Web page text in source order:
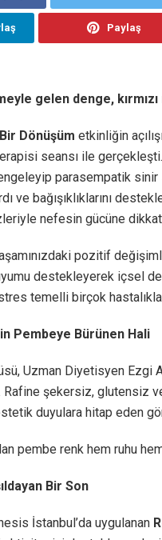
Paylaş
gelen denge,
Dönüşüm etkinliğin
seansı ile
parasempatik
ve bağışıklıklarını
nefesin gücüne
pozitif
destekleyerek içsel
temelli birçok
Pembeye Bürünen Hali
Uzman Diyetisyen Ezgi
Rafine şekersiz,
duyulara hitap eden
pembe renk hem ruhu
Bir Son
İstanbul’da uygulanan